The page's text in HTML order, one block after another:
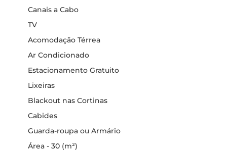
Canais a Cabo
TV
Acomodação Térrea
Ar Condicionado
Estacionamento Gratuito
Lixeiras
Blackout nas Cortinas
Cabides
Guarda-roupa ou Armário
Área - 30 (m²)